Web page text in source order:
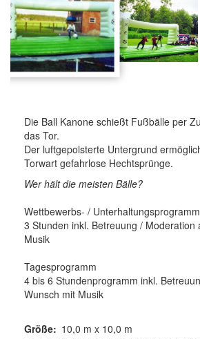
Die Ball Kanone schießt Fußbälle per
das Tor.
Der luftgepolsterte Untergrund
Torwart gefahrlose Hechtsprünge.
Wer hält die meisten Bälle?
Wettbewerbs- / Unterhaltungsprogramm
3 Stunden inkl. Betreuung / Moderation
Musik
Tagesprogramm
4 bis 6 Stundenprogramm inkl.
Wunsch mit Musik
Größe
10,0 m x 10,0 m